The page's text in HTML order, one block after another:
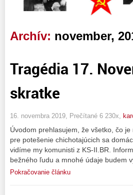
Archív: november,
Tragédia 17.
skratke
16. novembra 2019, Prečítané 6 230x,
Úvodom prehlasujem, že všetko, čo
pre potešenie chichotajúcich sa
vidíme my komunisti z KS-II.BR.
bežného ľudu a mnohé údaje budem
Pokračovanie článku